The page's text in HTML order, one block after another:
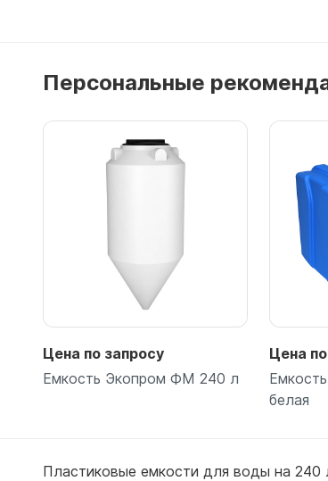
Персональные
Цена по запросу
Емкость Экопром ФМ 240 л
Цена
белая
Пластиковые емкости для воды на 240